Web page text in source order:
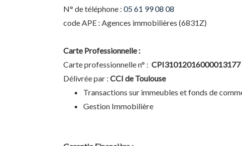
N° de téléphone : 05 61 99 08 08
code APE : Agences immobilières (6831Z)
Carte Professionnelle :
Carte professionnelle n° : CPI31012016000013177
Délivrée par : CCI de Toulouse
Transactions sur immeubles et fonds de
Gestion Immobilière